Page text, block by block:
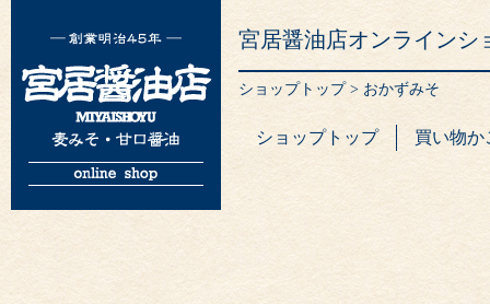
宮居醤油店オンラインシ
ショップトップ> おかずみそ
ショップトップ 買い物か